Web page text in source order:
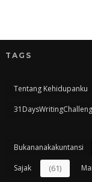
TAGS
Tentang Kehidupanku
Bukananakakuntansi
Sajak (61)